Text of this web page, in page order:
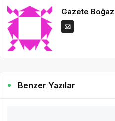
Gazete Boğaz
Benzer Yazılar